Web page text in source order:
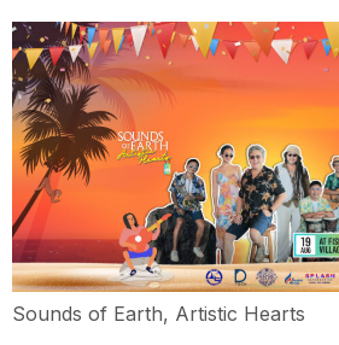
Sounds of Earth, Artistic Hearts